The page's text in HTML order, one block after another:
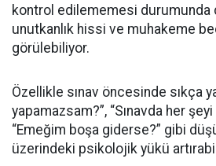
kontrol edilememesi durumunda
unutkanlık hissi ve muhakeme
görülebiliyor.
Özellikle sınav öncesinde sıkça
yapamazsam?”, “Sınavda her
“Emeğim boşa giderse?” gibi
üzerindeki psikolojik yükü